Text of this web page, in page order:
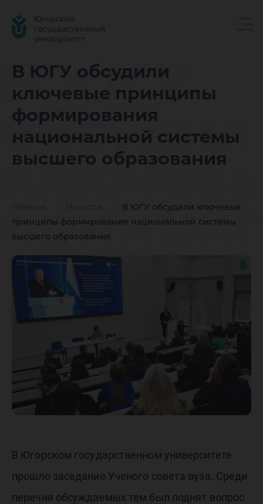
В ЮГУ обсудили
ключевые принципы
формирования
национальной системы
высшего образования
В ЮГУ обсудили ключевые
принципы формирования национальной системы
высшего образования
В ЮГУ
системы
В Югорском государственном университете
прошло заседание Ученого совета вуза. Среди
перечня обсуждаемых тем был поднят вопрос